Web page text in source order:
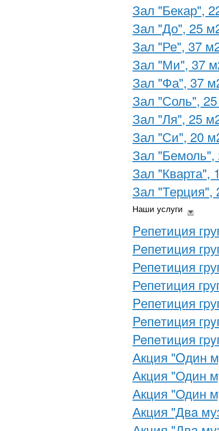
Зал "Бекар",
Зал "До", 25
Зал "Ре", 37
Зал "Ми", 37
Зал "Фа", 37
Зал "Соль",
Зал "Ля", 25
Зал "Си", 20
Зал "Бемоль",
Зал "Кварта",
Зал "Терция",
Наши услуги
Pепетиция
Рeпетиция
Репeтиция
Репетиция
Pепетиция
Peпeтиция
Peпeтиция
Акция "Oдин
Акция "Один
Акция "Один
Акция "Двa